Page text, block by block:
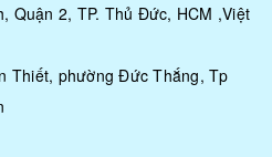
Quận 2, TP. Thủ Đức, HCM ,Việt
Thiết, phường Đức Thắng, Tp